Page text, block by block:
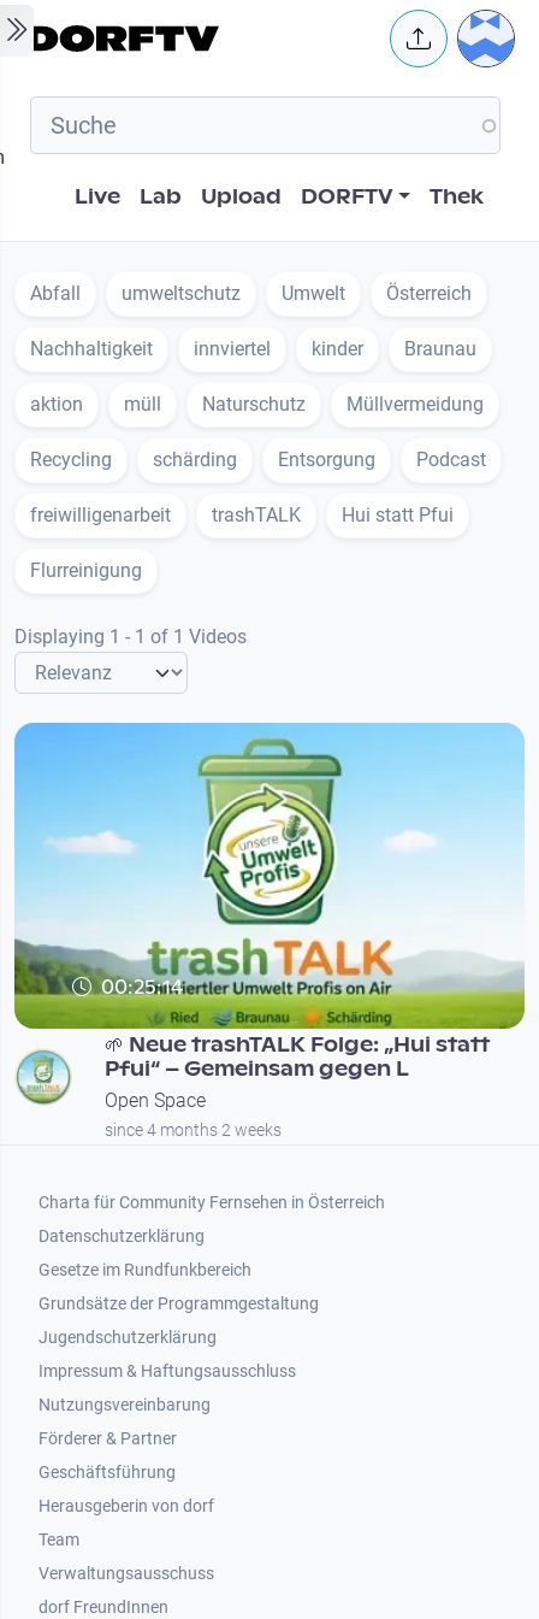
Skip to main content User
Hauptnavigation
Live Lab Upload DORFTV Thek
Abfall umweltschutz Umwelt Österreich
Nachhaltigkeit innviertel kinder Braunau
aktion müll Naturschutz Müllvermeidung
Recycling schärding Entsorgung Podcast
freiwilligenarbeit trashTALK Hui statt Pfui
Flurreinigung
Displaying 1 - 1 of 1 Videos
00:25:14
🌱 Neue trashTALK Folge: „Hui statt
Pfui“ – Gemeinsam gegen L
Open Space
since 4 months 2 weeks
Footer 1
Charta für Community Fernsehen in Österreich
Datenschutzerklärung
Gesetze im Rundfunkbereich
Grundsätze der Programmgestaltung
Jugendschutzerklärung
Impressum & Haftungsausschluss
Nutzungsvereinbarung
Footer 2
Förderer & Partner
Geschäftsführung
Herausgeberin von dorf
Team
Verwaltungsausschuss
dorf FreundInnen